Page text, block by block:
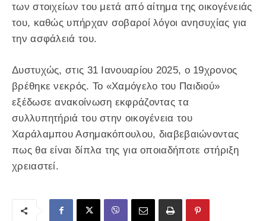
των στοιχείων του μετά από αίτημα της οικογένειάς
του, καθώς υπήρχαν σοβαροί λόγοι ανησυχίας για
την ασφάλειά του.
Δυστυχώς, στις 31 Ιανουαρίου 2025, ο 19χρονος
βρέθηκε νεκρός. Το «Χαμόγελο του Παιδιού»
εξέδωσε ανακοίνωση εκφράζοντας τα
συλλυπητήριά του στην οικογένεια του
Χαράλαμπου Ασημακόπουλου, διαβεβαιώνοντας
πως θα είναι δίπλα της για οποιαδήποτε στήριξη
χρειαστεί.